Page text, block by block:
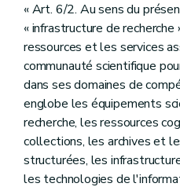
« Art. 6/2. Au sens du
« infrastructure de
ressources et les services
communauté scientifique
dans ses domaines de
englobe les équipements
recherche, les ressources
collections, les archives et
structurées, les
les technologies de